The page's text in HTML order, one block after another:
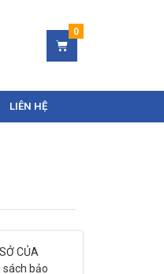
LIÊN HỆ
CỦA
sách bảo